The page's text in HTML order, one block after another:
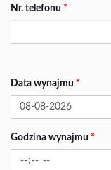
Nr. telefonu *
Data wynajmu *
Godzina wynajmu *